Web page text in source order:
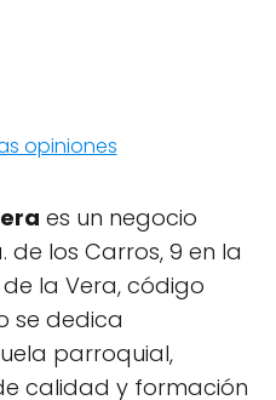
opiniones
es un negocio
los Carros, 9 en la
la Vera, código
se dedica
parroquial,
calidad y formación